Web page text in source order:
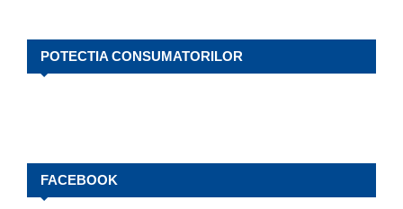
POTECTIA CONSUMATORILOR
FACEBOOK